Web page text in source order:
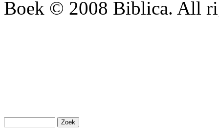
Boek © 2008 Biblica. All